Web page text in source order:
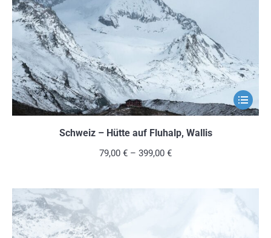
gewählt
werden
Dieses
Produkt
Optionen
Schweiz – Hütte auf Fluhalp, Wallis
79,00 € – 399,00 €